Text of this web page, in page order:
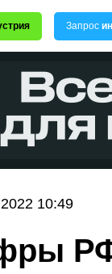
Запрос
10:49
РФ